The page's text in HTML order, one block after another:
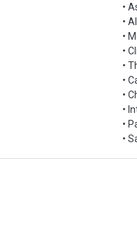
•
•
•
•
•
•
•
•
•
•